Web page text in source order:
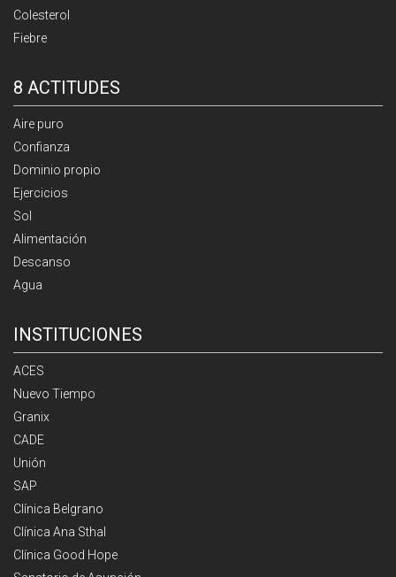
Colesterol
Fiebre
8 ACTITUDES
Aire puro
Confianza
Dominio propio
Ejercicios
Sol
Alimentación
Descanso
Agua
INSTITUCIONES
ACES
Nuevo Tiempo
Granix
CADE
Unión
SAP
Clínica Belgrano
Clínica Ana Sthal
Clínica Good Hope